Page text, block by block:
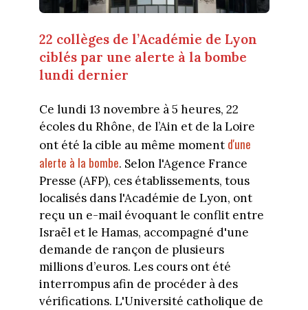
22 collèges de l’Académie de Lyon
ciblés par une alerte à la bombe
lundi dernier
Ce lundi 13 novembre à 5 heures, 22
écoles du Rhône, de l’Ain et de la Loire
ont été la cible au même moment d'une
alerte à la bombe. Selon l'Agence France
Presse (AFP), ces établissements, tous
localisés dans l'Académie de Lyon, ont
reçu un e-mail évoquant le conflit entre
Israël et le Hamas, accompagné d'une
demande de rançon de plusieurs
millions d’euros. Les cours ont été
interrompus afin de procéder à des
vérifications. L'Université catholique de